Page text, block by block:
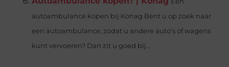
autoambulance kopen bij Konag Bent u op zoek naar
een autoambulance, zodat u andere auto’s of wagens
kunt vervoeren? Dan zit u goed bij...